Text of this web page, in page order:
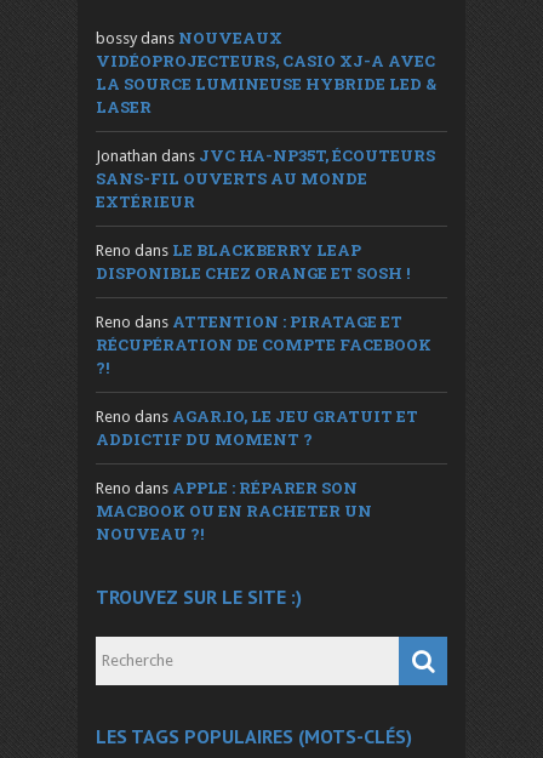
bossy dans NOUVEAUX
VIDÉOPROJECTEURS, CASIO XJ-A AVEC
LA SOURCE LUMINEUSE HYBRIDE LED &
LASER
Jonathan dans JVC HA-NP35T, ÉCOUTEURS
SANS-FIL OUVERTS AU MONDE
EXTÉRIEUR
Reno dans LE BLACKBERRY LEAP
DISPONIBLE CHEZ ORANGE ET SOSH !
Reno dans ATTENTION : PIRATAGE ET
RÉCUPÉRATION DE COMPTE FACEBOOK
?!
Reno dans AGAR.IO, LE JEU GRATUIT ET
ADDICTIF DU MOMENT ?
Reno dans APPLE : RÉPARER SON
MACBOOK OU EN RACHETER UN
NOUVEAU ?!
TROUVEZ SUR LE SITE :)
LES TAGS POPULAIRES (MOTS-CLÉS)